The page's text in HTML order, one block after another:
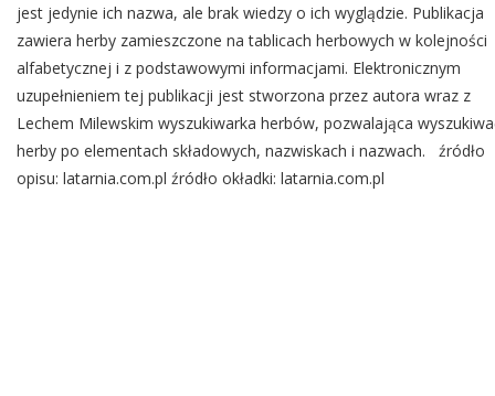
jest jedynie ich nazwa, ale brak wiedzy o ich wyglądzie. Publikacja
zawiera herby zamieszczone na tablicach herbowych w kolejności
alfabetycznej i z podstawowymi informacjami. Elektronicznym
uzupełnieniem tej publikacji jest stworzona przez autora wraz z
Lechem Milewskim wyszukiwarka herbów, pozwalająca
herby po elementach składowych, nazwiskach i nazwach. źródło
opisu: latarnia.com.pl źródło okładki: latarnia.com.pl